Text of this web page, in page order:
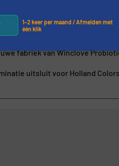
op maat
voor Triferto
fabriek van Winclove
uitsluit voor Holland
1–2 keer per maand / Afmelden met
één klik